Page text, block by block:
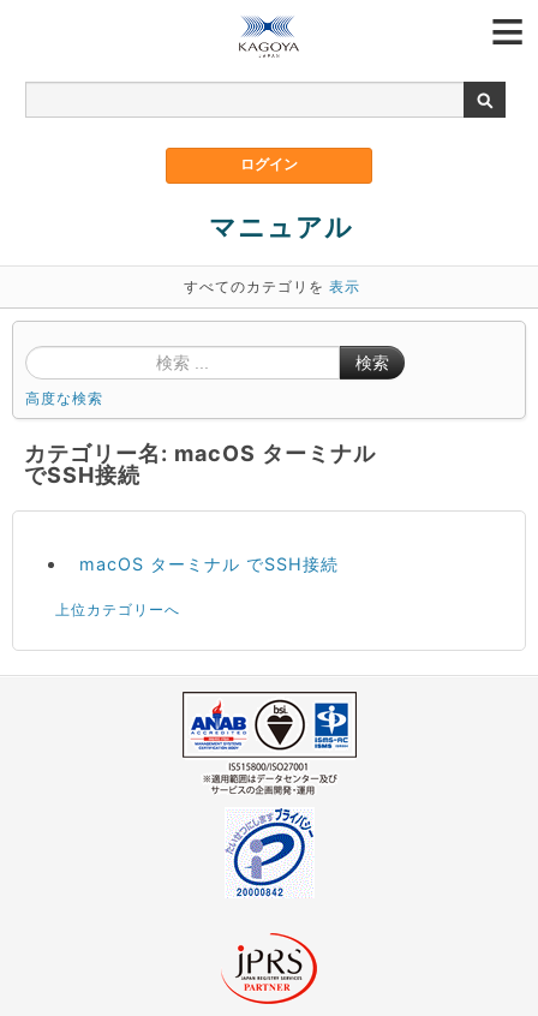
マニュアル
すべてのカテゴリを 表示
検索
高度な検索
カテゴリー名: macOS ターミナル
でSSH接続
macOS ターミナル でSSH接続
上位カテゴリーへ